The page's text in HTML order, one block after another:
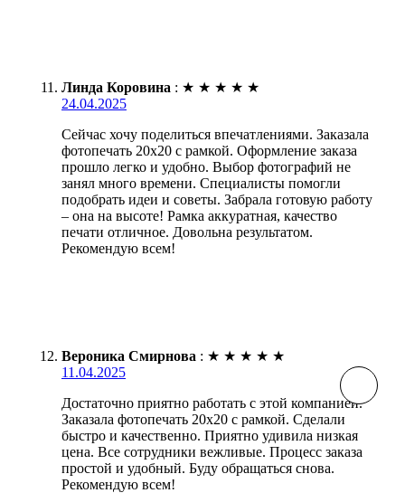
Линда Коровина : ★ ★ ★ ★ ★
24.04.2025
Сейчас хочу поделиться впечатлениями. Заказала
фотопечать 20х20 с рамкой. Оформление заказа
прошло легко и удобно. Выбор фотографий не
занял много времени. Специалисты помогли
подобрать идеи и советы. Забрала готовую работу
– она на высоте! Рамка аккуратная, качество
печати отличное. Довольна результатом.
Рекомендую всем!
Вероника Смирнова : ★ ★ ★ ★ ★
11.04.2025
Достаточно приятно работать с этой компанией.
Заказала фотопечать 20х20 с рамкой. Сделали
быстро и качественно. Приятно удивила низкая
цена. Все сотрудники вежливые. Процесс заказа
простой и удобный. Буду обращаться снова.
Рекомендую всем!